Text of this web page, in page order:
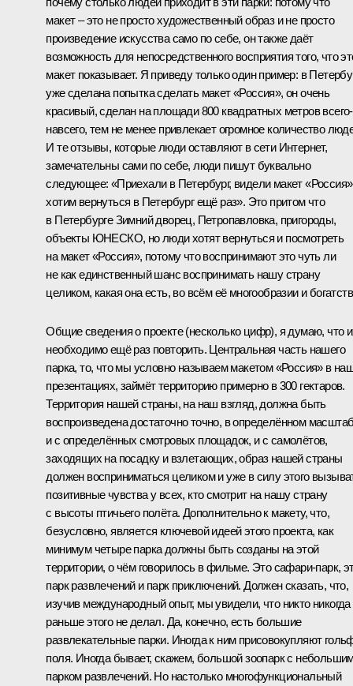
макет – это не просто художественный образ и не просто
произведение искусства само по себе, он также даёт
возможность для непосредственного восприятия того, что
макет показывает. Я приведу только один пример: в
уже сделана попытка сделать макет «Россия», он очень
красивый, сделан на площади 800 квадратных метров всего-
навсего, тем не менее привлекает огромное количество
И те отзывы, которые люди оставляют в сети Интернет,
замечательны сами по себе, люди пишут буквально
следующее: «Приехали в Петербург, видели макет
хотим вернуться в Петербург ещё раз». Это притом что
в Петербурге Зимний дворец, Петропавловка, пригороды,
объекты ЮНЕСКО, но люди хотят вернуться и посмотреть
на макет «Россия», потому что воспринимают это чуть ли
не как единственный шанс воспринимать нашу страну
целиком, какая она есть, во всём её многообразии и
Общие сведения о проекте (несколько цифр), я думаю, что
необходимо ещё раз повторить. Центральная часть нашего
парка, то, что мы условно называем макетом «Россия» в
презентациях, займёт территорию примерно в 300 гектаров.
Территория нашей страны, на наш взгляд, должна быть
воспроизведена достаточно точно, в определённом
и с определённых смотровых площадок, и с самолётов,
заходящих на посадку и взлетающих, образ нашей страны
должен восприниматься целиком и уже в силу этого
позитивные чувства у всех, кто смотрит на нашу страну
с высоты птичьего полёта. Дополнительно к макету, что,
безусловно, является ключевой идеей этого проекта, как
минимум четыре парка должны быть созданы на этой
территории, о чём говорилось в фильме. Это сафари-парк,
парк развлечений и парк приключений. Должен сказать, что,
изучив международный опыт, мы увидели, что никто никогда
раньше этого не делал. Да, конечно, есть большие
развлекательные парки. Иногда к ним присовокупляют
поля. Иногда бывает, скажем, большой зоопарк с
парком развлечений. Но настолько многофункциональный